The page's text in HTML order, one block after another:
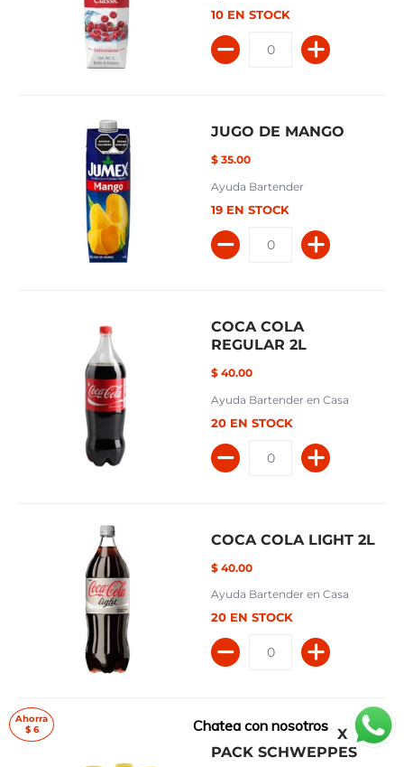
10 EN STOCK
JUGO DE MANGO
$ 35.00
Ayuda Bartender
19 EN STOCK
COCA COLA
REGULAR 2L
$ 40.00
Ayuda Bartender en Casa
20 EN STOCK
COCA COLA LIGHT 2L
$ 40.00
Ayuda Bartender en Casa
20 EN STOCK
Ahorra
$ 6
AGUA TÓNICA SIX
PACK SCHWEPPES
Chatea con nosotros